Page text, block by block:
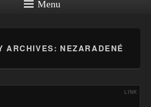
Menu
ARCHIVES: NEZARADENÉ
LINK